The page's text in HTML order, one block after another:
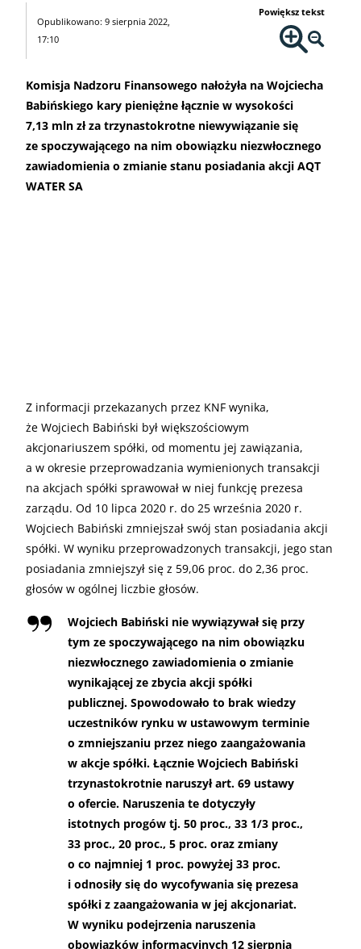
Opublikowano: 9 sierpnia 2022,
17:10
Powiększ tekst
Komisja Nadzoru Finansowego nałożyła na Wojciecha
Babińskiego kary pieniężne łącznie w wysokości
7,13 mln zł za trzynastokrotne niewywiązanie się
ze spoczywającego na nim obowiązku niezwłocznego
zawiadomienia o zmianie stanu posiadania akcji AQT
WATER SA
Z informacji przekazanych przez KNF wynika,
że Wojciech Babiński był większościowym
akcjonariuszem spółki, od momentu jej zawiązania,
a w okresie przeprowadzania wymienionych transakcji
na akcjach spółki sprawował w niej funkcję prezesa
zarządu. Od 10 lipca 2020 r. do 25 września 2020 r.
Wojciech Babiński zmniejszał swój stan posiadania akcji
spółki. W wyniku przeprowadzonych transakcji, jego stan
posiadania zmniejszył się z 59,06 proc. do 2,36 proc.
głosów w ogólnej liczbie głosów.
Wojciech Babiński nie wywiązywał się przy
tym ze spoczywającego na nim obowiązku
niezwłocznego zawiadomienia o zmianie
wynikającej ze zbycia akcji spółki
publicznej. Spowodowało to brak wiedzy
uczestników rynku w ustawowym terminie
o zmniejszaniu przez niego zaangażowania
w akcje spółki. Łącznie Wojciech Babiński
trzynastokrotnie naruszył art. 69 ustawy
o ofercie. Naruszenia te dotyczyły
istotnych progów tj. 50 proc., 33 1/3 proc.,
33 proc., 20 proc., 5 proc. oraz zmiany
o co najmniej 1 proc. powyżej 33 proc.
i odnosiły się do wycofywania się prezesa
spółki z zaangażowania w jej akcjonariat.
W wyniku podejrzenia naruszenia
obowiązków informacyjnych 12 sierpnia